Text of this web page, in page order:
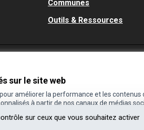
sur ceux que vous souhaitez activer
sur le site web
améliorer la performance et les
à partir de nos canaux de médias
Communes
Outils & Ressources